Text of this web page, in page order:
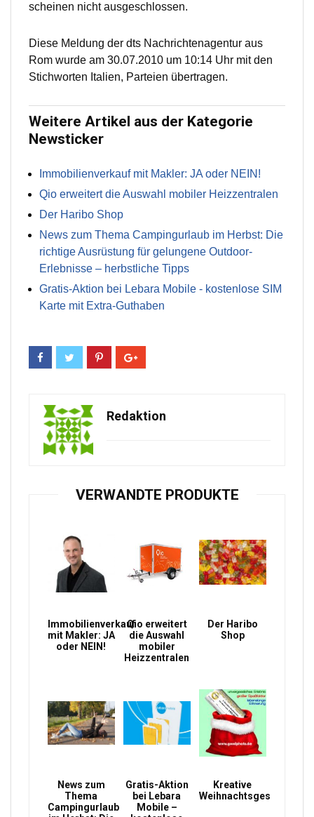
scheinen nicht ausgeschlossen.
Diese Meldung der dts Nachrichtenagentur aus
Rom wurde am 30.07.2010 um 10:14 Uhr mit den
Stichworten Italien, Parteien übertragen.
Weitere Artikel aus der Kategorie
Newsticker
Immobilienverkauf mit Makler: JA oder NEIN!
Qio erweitert die Auswahl mobiler Heizzentralen
Der Haribo Shop
News zum Thema Campingurlaub im Herbst: Die
richtige Ausrüstung für gelungene Outdoor-
Erlebnisse – herbstliche Tipps
Gratis-Aktion bei Lebara Mobile - kostenlose SIM
Karte mit Extra-Guthaben
Redaktion
VERWANDTE PRODUKTE
Immobilienverkauf
mit Makler: JA
oder NEIN!
Qio erweitert
die Auswahl
mobiler
Heizzentralen
Der Haribo
Shop
News zum
Thema
Campingurlaub
Gratis-Aktion
bei Lebara
Mobile –
Kreative
Weihnachtsgeschenke